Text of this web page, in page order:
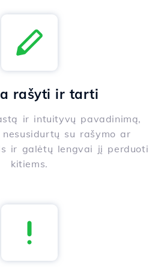
rašyti ir tarti
ir intuityvų pavadinimą,
su rašymo ar
ir galėtų lengvai jį perduoti
kitiems.